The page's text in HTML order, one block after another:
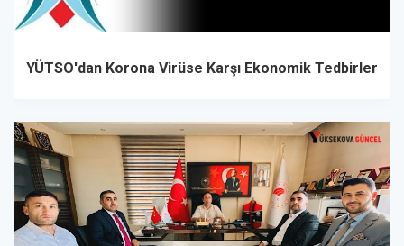
YÜTSO'dan Korona Virüse Karşı Ekonomik Tedbirler